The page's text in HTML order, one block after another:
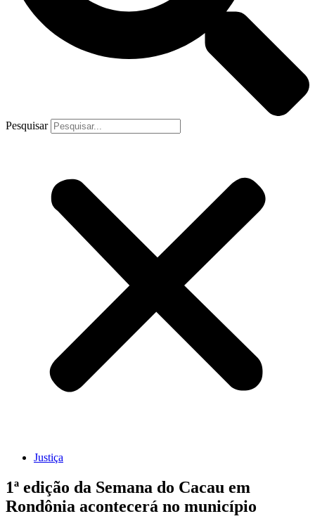
Pesquisar
Justiça
1ª edição da Semana do Cacau em
Rondônia acontecerá no município